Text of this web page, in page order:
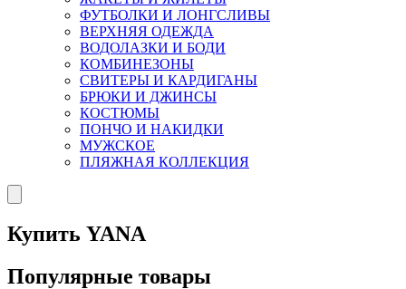
ФУТБОЛКИ И ЛОНГСЛИВЫ
ВЕРХНЯЯ ОДЕЖДА
ВОДОЛАЗКИ И БОДИ
КОМБИНЕЗОНЫ
СВИТЕРЫ И КАРДИГАНЫ
БРЮКИ И ДЖИНСЫ
КОСТЮМЫ
ПОНЧО И НАКИДКИ
МУЖСКОЕ
ПЛЯЖНАЯ КОЛЛЕКЦИЯ
Купить YANA
Популярные товары